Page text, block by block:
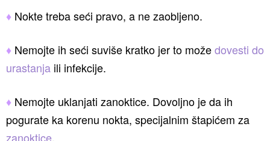
♦ Nokte treba seći pravo, a ne zaobljeno.
♦ Nemojte ih seći suviše kratko jer to možedovesti do
urastanja ili infekcije.
♦ Nemojte uklanjati zanoktice. Dovoljno je da ih
pogurate ka korenu nokta, specijalnim štapićem za
zanoktice.